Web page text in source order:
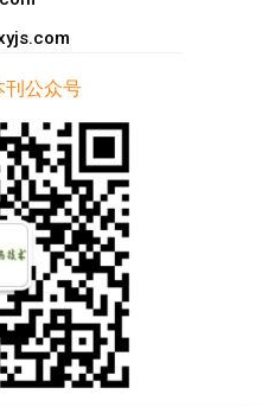
刊公众号